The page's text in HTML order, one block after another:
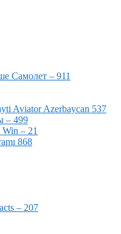
Самолет – 911
Aviator Azerbaycan 537
– 499
– 21
868
– 207